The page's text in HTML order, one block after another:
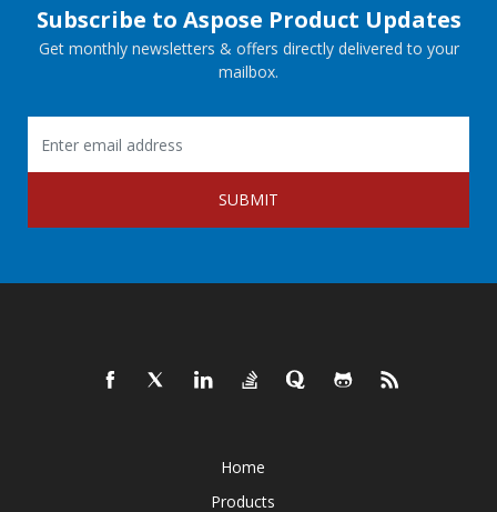
Subscribe to Aspose Product Updates
Get monthly newsletters & offers directly delivered to your
mailbox.
SUBMIT
Home
Products